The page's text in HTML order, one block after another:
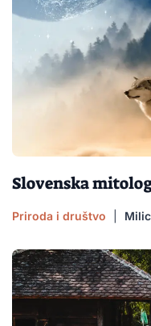
Slovenska
Priroda i društvo